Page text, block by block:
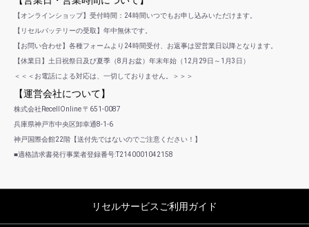
【オンラインショップ】受付時間：24時間いつでもお申し込みいただけます。
【リセルバッテリーの受取】年中無休です。
【お問い合わせ】各種フォームより24時間受付、お返事は翌営業日以降となります。
【休業日】土日祝祭日及び夏季（8月お盆）年末年始（12月29日～1月3日）
＜＜＜お電話による対応は、一切しておりません。＞＞＞
【運営会社について】
株式会社RecellOnline 〒651-0087
兵庫県神戸市中央区卸幸通8-1-6
神戸国際会館22階【送付先ではないのでご注意ください！】
■適格請求書発行事業者登録番号:T2140001042158
リセルサービスご利用ガイド